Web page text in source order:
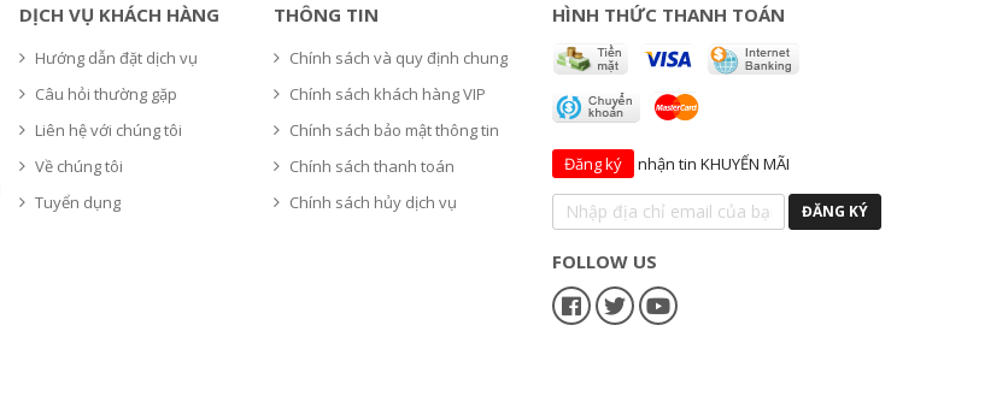
DỊCH VỤ KHÁCH HÀNG
Hướng dẫn đặt dịch vụ
Câu hỏi thường gặp
Liên hệ với chúng tôi
Về chúng tôi
Tuyển dụng
THÔNG TIN
Chính sách và quy định chung
Chính sách khách hàng VIP
Chính sách bảo mật thông tin
Chính sách thanh toán
Chính sách hủy dịch vụ
HÌNH THỨC THANH TOÁN
Đăng ký nhận tin KHUYẾN MÃI
FOLLOW US